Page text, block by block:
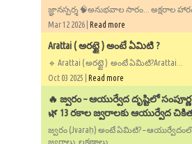
జ్ఞానస్పర్శ 🧠అనుభవాల సారం... అక్షరాల హారం
Mar 12 2026 | Read more
Arattai ( అరట్టై ) అంటే ఏమిటి ?
🔹 Arattai ( అరట్టై ) అంటే ఏమిటి?Arattai...
Oct 03 2025 | Read more
🔥 జ్వరం – ఆయుర్వేద దృష్టిలో సంపూర్ణ
🌿 13 రకాల జ్వరాలకు ఆయుర్వేద
జ్వరం (Jvaraḥ) అంటే ఏమిటి? –
జ్వరాలు, లక్షణాలు,...